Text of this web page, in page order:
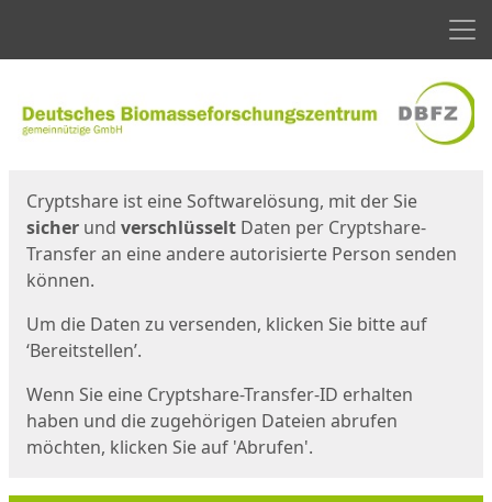
Cryptshare ist eine Softwarelösung, mit der Sie
sicher und verschlüsselt Daten per Cryptshare-
Transfer an eine andere autorisierte Person senden
können.
Um die Daten zu versenden, klicken Sie bitte auf
‘Bereitstellen’.
Wenn Sie eine Cryptshare-Transfer-ID erhalten
haben und die zugehörigen Dateien abrufen
möchten, klicken Sie auf 'Abrufen'.